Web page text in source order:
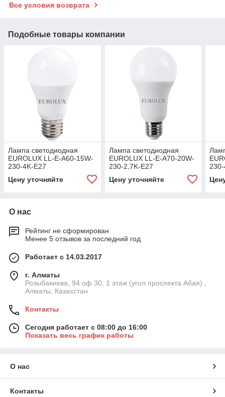
Все условия возврата
Подобные товары компании
Лампа светодиодная
EUROLUX LL-E-A60-15W-
230-4K-E27
Цену уточняйте
Лампа светодиодная
EUROLUX LL-E-A70-20W-
230-2,7K-E27
Цену уточняйте
О нас
Рейтинг не сформирован
Менее 5 отзывов за последний год
Работает с 14.03.2017
г. Алматы
Розыбакиева, 94 оф.30, 1 этаж (угол проспекта Абая) ,
Алматы, Казахстан
Контакты
Сегодня работает с 08:00 до 16:00
Показать весь график работы
О нас
Контакты